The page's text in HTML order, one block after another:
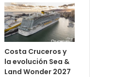
Costa Cruceros y
la evolución Sea &
Land Wonder 2027